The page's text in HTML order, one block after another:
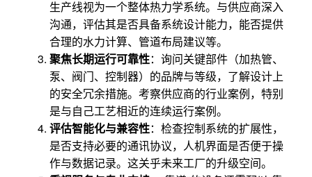
生产线视为一个整体热力学系统。与供应商深入
沟通，评估其是否具备系统设计能力，能否提供
合理的水力计算、管道布局建议等。
聚焦长期运行可靠性：询问关键部件（加热管、
泵、阀门、控制器）的品牌与等级，了解设计上
的安全冗余措施。考察供应商的行业案例，特别
是与自己工艺相近的连续运行案例。
评估智能化与兼容性：检查控制系统的扩展性，
是否支持必要的通讯协议，人机界面是否便于操
作与数据记录。这关乎未来工厂的升级空间。